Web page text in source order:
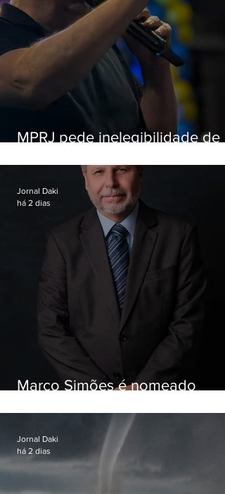
MPRJ pede inelegibilidade de
Marco Simões é nomeado
Jornal Daki
há 2 dias
Jornal Daki
há 2 dias